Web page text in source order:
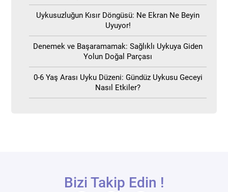
Uykusuzluğun Kısır Döngüsü: Ne Ekran Ne Beyin
Uyuyor!
Denemek ve Başaramamak: Sağlıklı Uykuya Giden
Yolun Doğal Parçası
0-6 Yaş Arası Uyku Düzeni: Gündüz Uykusu Geceyi
Nasıl Etkiler?
Bizi Takip Edin !